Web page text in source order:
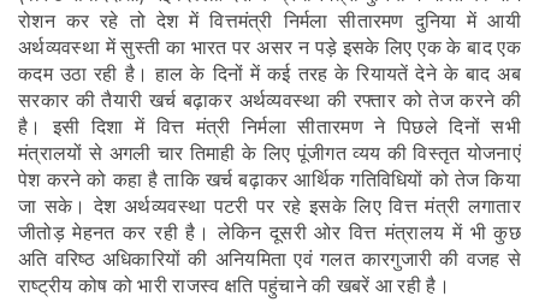
रोशन कर रहे तो देश में वित्तमंत्री निर्मला सीतारमण दुनिया में आयी
अर्थव्यवस्था में सुस्ती का भारत पर असर न पड़े इसके लिए एक के बाद एक
कदम उठा रही है। हाल के दिनों में कई तरह के रियायतें देने के बाद अब
सरकार की तैयारी खर्च बढ़ाकर अर्थव्यवस्था की रफ्तार को तेज करने की
है। इसी दिशा में वित्त मंत्री निर्मला सीतारमण ने पिछले दिनों सभी
मंत्रालयों से अगली चार तिमाही के लिए पूंजीगत व्यय की विस्तृत योजनाएं
पेश करने को कहा है ताकि खर्च बढ़ाकर आर्थिक गतिविधियों को तेज किया
जा सके। देश अर्थव्यवस्था पटरी पर रहे इसके लिए वित्त मंत्री लगातार
जीतोड़ मेहनत कर रही है। लेकिन दूसरी ओर वित्त मंत्रालय में भी कुछ
अति वरिष्ठ अधिकारियों की अनियमिता एवं गलत कारगुजारी की वजह से
राष्ट्रीय कोष को भारी राजस्व क्षति पहुंचाने की खबरें आ रही है।